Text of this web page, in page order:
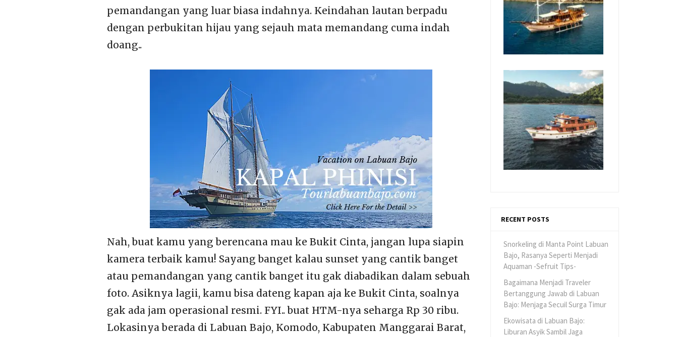
pemandangan yang luar biasa indahnya. Keindahan lautan berpadu
dengan perbukitan hijau yang sejauh mata memandang cuma indah
doang..
Nah, buat kamu yang berencana mau ke Bukit Cinta, jangan lupa siapin
kamera terbaik kamu! Sayang banget kalau sunset yang cantik banget
atau pemandangan yang cantik banget itu gak diabadikan dalam sebuah
foto. Asiknya lagii, kamu bisa dateng kapan aja ke Bukit Cinta, soalnya
gak ada jam operasional resmi. FYI.. buat HTM-nya seharga Rp 30 ribu.
Lokasinya berada di Labuan Bajo, Komodo, Kabupaten Manggarai Barat,
RECENT POSTS
Snorkeling di Manta Point Labuan
Bajo, Rasanya Seperti Menjadi
Aquaman -Sefruit Tips-
Bagaimana Menjadi Traveler
Bertanggung Jawab di Labuan
Bajo: Menjaga Secuil Surga Timur
Ekowisata di Labuan Bajo:
Liburan Asyik Sambil Jaga